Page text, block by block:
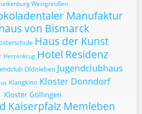
Westgreußen
Manufaktur
von Bismarck
Haus der Kunst
Herrenkrug Hotel Residenz
Oldisleben Jugendclubhaus
Klangkino Kloster Donndorf
Kloster Göllingen
Kaiserpfalz Memleben